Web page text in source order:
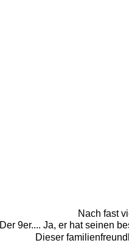
Nach fast
Der 9er.... Ja, er hat seinen
Dieser